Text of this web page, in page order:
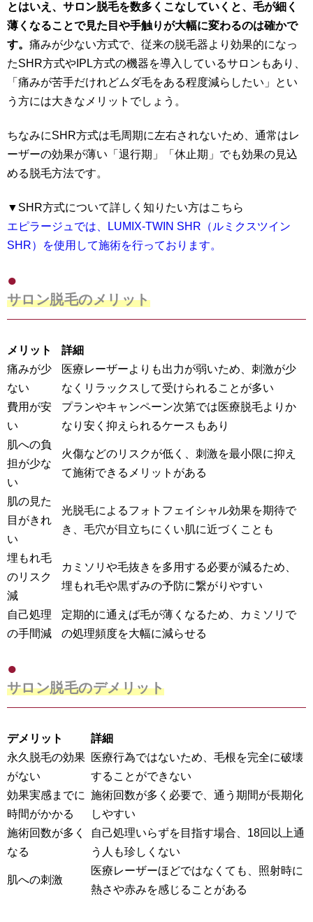
とはいえ、サロン脱毛を数多くこなしていくと、毛が細く
薄くなることで見た目や手触りが大幅に変わるのは確かで
す。 痛みが少ない方式で、従来の脱毛器より効果的になっ
たSHR方式やIPL方式の機器を導入しているサロンもあり、
「痛みが苦手だけれどムダ毛をある程度減らしたい」とい
う方には大きなメリットでしょう。
ちなみにSHR方式は毛周期に左右されないため、通常はレ
ーザーの効果が薄い「退行期」「休止期」でも効果の見込
める脱毛方法です。
▼SHR方式について詳しく知りたい方はこちら
エピラージュでは、LUMIX-TWIN SHR（ルミクスツイン
SHR）を使用して施術を行っております。
サロン脱毛のメリット
メリット
詳細
痛みが少
ない
医療レーザーよりも出力が弱いため、刺激が少
なくリラックスして受けられることが多い
費用が安
い
プランやキャンペーン次第では医療脱毛よりか
なり安く抑えられるケースもあり
肌への負
担が少な
い
火傷などのリスクが低く、刺激を最小限に抑え
て施術できるメリットがある
肌の見た
目がきれ
い
光脱毛によるフォトフェイシャル効果を期待で
き、毛穴が目立ちにくい肌に近づくことも
埋もれ毛
のリスク
減
カミソリや毛抜きを多用する必要が減るため、
埋もれ毛や黒ずみの予防に繋がりやすい
自己処理
の手間減
定期的に通えば毛が薄くなるため、カミソリで
の処理頻度を大幅に減らせる
サロン脱毛のデメリット
デメリット
詳細
永久脱毛の効果
がない
医療行為ではないため、毛根を完全に破壊
することができない
効果実感までに
時間がかかる
施術回数が多く必要で、通う期間が長期化
しやすい
施術回数が多く
なる
自己処理いらずを目指す場合、18回以上通
う人も珍しくない
肌への刺激
医療レーザーほどではなくても、照射時に
熱さや赤みを感じることがある